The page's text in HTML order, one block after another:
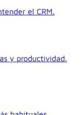
el CRM.
y productividad.